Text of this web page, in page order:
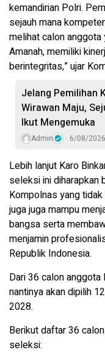
kemandirian Polri.
sejauh mana
melihat calon
Amanah, memiliki
berintegritas,” ujar
Jelang Pemilihan
Wirawan Maju,
Ikut Mengemuka
Admin 6/08/2026
Lebih lanjut Karo
seleksi ini diharapkan
Kompolnas yang
juga juga mampu
bangsa serta
menjamin
Republik Indonesia.
Dari 36 calon
nantinya akan dipilih
2028.
Berikut daftar 36
seleksi: